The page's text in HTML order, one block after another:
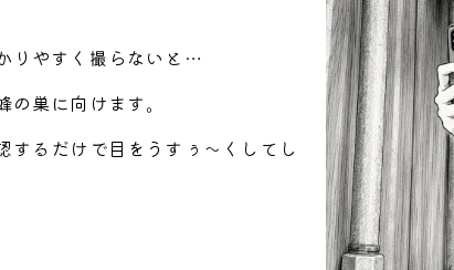
りやすく撮らないと…
巣に向けます。
するだけで目をうすぅ～くしてし